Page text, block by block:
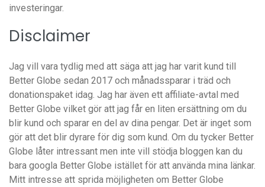
investeringar.
Disclaimer
Jag vill vara tydlig med att säga att jag har varit kund till
Better Globe sedan 2017 och månadssparar i träd och
donationspaket idag. Jag har även ett affiliate-avtal med
Better Globe vilket gör att jag får en liten ersättning om du
blir kund och sparar en del av dina pengar. Det är inget som
gör att det blir dyrare för dig som kund. Om du tycker Better
Globe låter intressant men inte vill stödja bloggen kan du
bara googla Better Globe istället för att använda mina länkar.
Mitt intresse att sprida möjligheten om Better Globe